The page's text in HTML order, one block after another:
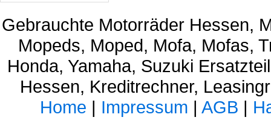
Gebrauchte Motorräder Hessen,
Mopeds, Moped, Mofa, Mofas,
Honda, Yamaha, Suzuki
Hessen, Kreditrechner,
Home | Impressum | AGB |